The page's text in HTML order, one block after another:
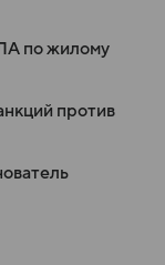
по жилому
против